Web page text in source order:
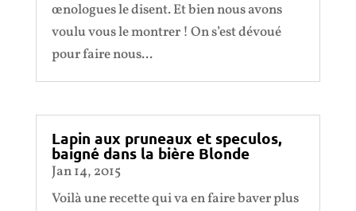
œnologues le disent. Et bien nous avons
voulu vous le montrer ! On s’est dévoué
pour faire nous...
Lapin aux pruneaux et speculos,
baigné dans la bière Blonde
Jan 14, 2015
Voilà une recette qui va en faire baver plus